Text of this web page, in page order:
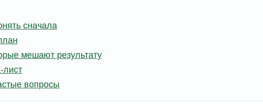
сначала
мешают результату
лист
вопросы